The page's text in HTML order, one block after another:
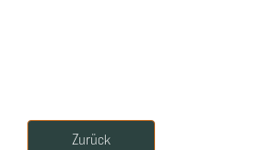
Zurück